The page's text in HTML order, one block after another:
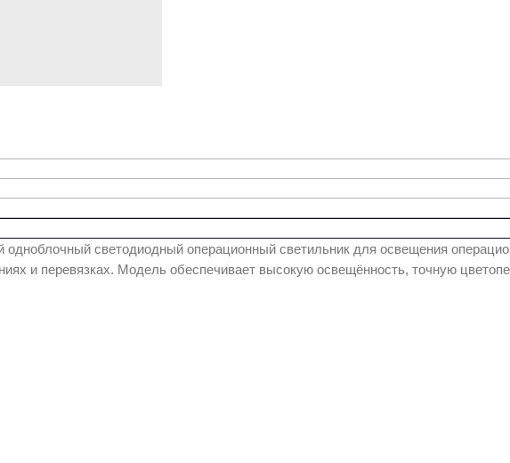
светодиодный операционный светильник для освещения
и перевязках. Модель обеспечивает высокую освещённость, точную